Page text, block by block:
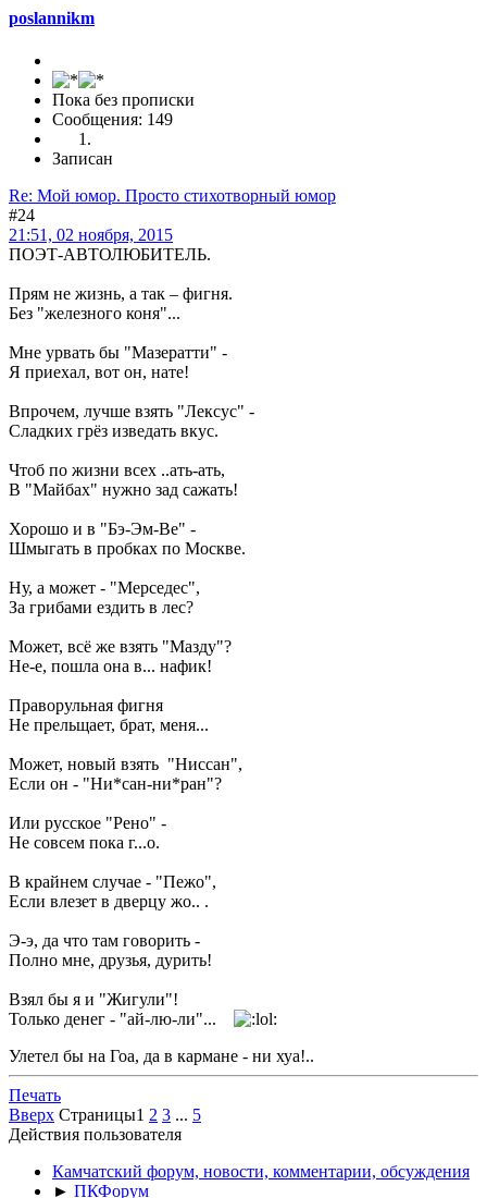
poslannikm
Пока без прописки
Сообщения: 149
Записан
Re: Мой юмор. Просто стихотворный юмор
#24
21:51, 02 ноября, 2015
ПОЭТ-АВТОЛЮБИТЕЛЬ.
Прям не жизнь, а так – фигня.
Без "железного коня"...
Мне урвать бы "Мазератти" -
Я приехал, вот он, нате!
Впрочем, лучше взять "Лексус" -
Сладких грёз изведать вкус.
Чтоб по жизни всех ..ать-ать,
В "Майбах" нужно зад сажать!
Хорошо и в "Бэ-Эм-Ве" -
Шмыгать в пробках по Москве.
Ну, а может - "Мерседес",
За грибами ездить в лес?
Может, всё же взять "Мазду"?
Не-е, пошла она в... нафик!
Праворульная фигня
Не прельщает, брат, меня...
Может, новый взять "Ниссан",
Если он - "Ни*сан-ни*ран"?
Или русское "Рено" -
Не совсем пока г...о.
В крайнем случае - "Пежо",
Если влезет в дверцу жо.. .
Э-э, да что там говорить -
Полно мне, друзья, дурить!
Взял бы я и "Жигули"!
Только денег - "ай-лю-ли"...
Улетел бы на Гоа, да в кармане - ни хуа!..
Печать
Вверх Страницы1 2 3 ... 5
Действия пользователя
Камчатский форум, новости, комментарии, обсуждения
► ПКФорум